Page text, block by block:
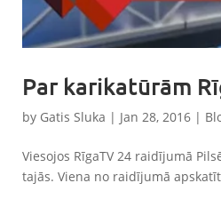
Par karikatūrām
by Gatis Sluka | Jan 28, 2016 |
Viesojos RīgaTV 24 raidījumā
tajās. Viena no raidījumā